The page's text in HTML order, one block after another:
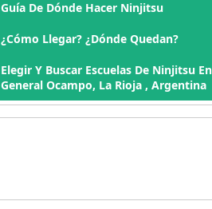
Guía De Dónde Hacer Ninjitsu
¿Cómo Llegar? ¿Dónde Quedan?
Elegir Y Buscar Escuelas De Ninjitsu
General Ocampo, La Rioja , Argentina